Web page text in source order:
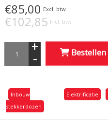
€85,00 Excl. btw
€102,85 Incl. btw
+
- Bestellen
Inbouw
stekkerdozen
Elektrificatie